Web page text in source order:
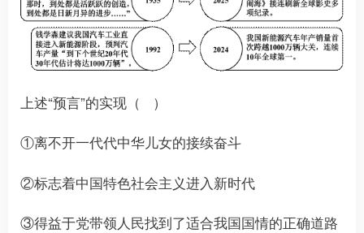
上述“预言”的实现（ ）
①离不开一代代中华儿女的接续奋斗
②标志着中国特色社会主义进入新时代
③得益于党带领人民找到了适合我国国情的正确道路